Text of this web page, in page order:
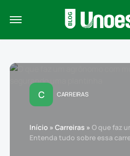
C CARREIRAS
Início » Carreiras » O que faz
Entenda tudo sobre essa